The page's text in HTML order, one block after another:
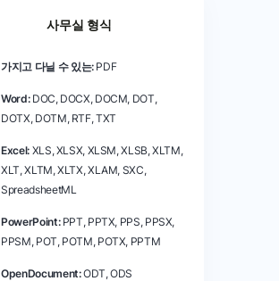
사무실 형식
가지고 다닐 수 있는:PDF
Word:DOC, DOCX, DOCM, DOT,
DOTX, DOTM, RTF, TXT
Excel:XLS, XLSX, XLSM, XLSB, XLTM,
XLT, XLTM, XLTX, XLAM, SXC,
SpreadsheetML
PowerPoint:PPT, PPTX, PPS, PPSX,
PPSM, POT, POTM, POTX, PPTM
OpenDocument:ODT, ODS